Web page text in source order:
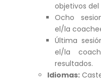
objetivos
Ocho
el/la
Última
el/la
resultados.
Idiomas: